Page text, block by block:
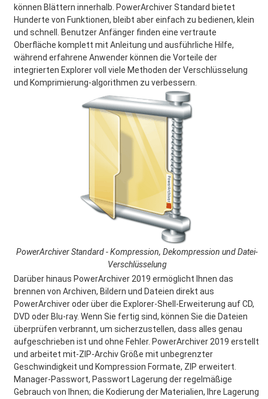
können Blättern innerhalb. PowerArchiver Standard bietet
Hunderte von Funktionen, bleibt aber einfach zu bedienen, klein
und schnell. Benutzer Anfänger finden eine vertraute
Oberfläche komplett mit Anleitung und ausführliche Hilfe,
während erfahrene Anwender können die Vorteile der
integrierten Explorer voll viele Methoden der Verschlüsselung
und Komprimierung-algorithmen zu verbessern.
PowerArchiver Standard - Kompression, Dekompression und Datei-
Verschlüsselung
Darüber hinaus PowerArchiver 2019 ermöglicht Ihnen das
brennen von Archiven, Bildern und Dateien direkt aus
PowerArchiver oder über die Explorer-Shell-Erweiterung auf CD,
DVD oder Blu-ray. Wenn Sie fertig sind, können Sie die Dateien
überprüfen verbrannt, um sicherzustellen, dass alles genau
aufgeschrieben ist und ohne Fehler. PowerArchiver 2019 erstellt
und arbeitet mit-ZIP-Archiv Größe mit unbegrenzter
Geschwindigkeit und Kompression Formate, ZIP erweitert.
Manager-Passwort, Passwort Lagerung der regelmäßige
Gebrauch von Ihnen; die Kodierung der Materialien, Ihre Lagerung